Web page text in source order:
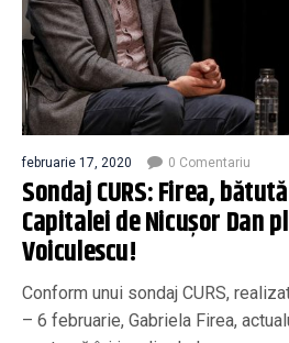
februarie 17, 2020 0 Comentariu
Sondaj CURS: Firea,
Capitalei de Nicușor Dan
Voiculescu!
Conform unui sondaj CURS,
– 6 februarie, Gabriela Firea,